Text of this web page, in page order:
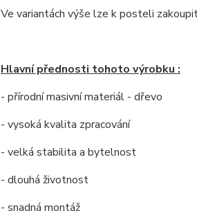
Ve variantách výše lze k posteli
Hlavní přednosti tohoto výrobku :
- přírodní masivní materiál - dřevo
- vysoká kvalita zpracování
- velká stabilita a bytelnost
- dlouhá životnost
- snadná montáž